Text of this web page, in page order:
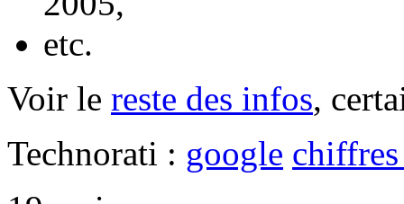
etc.
Voir le reste des infos,
Technorati : google